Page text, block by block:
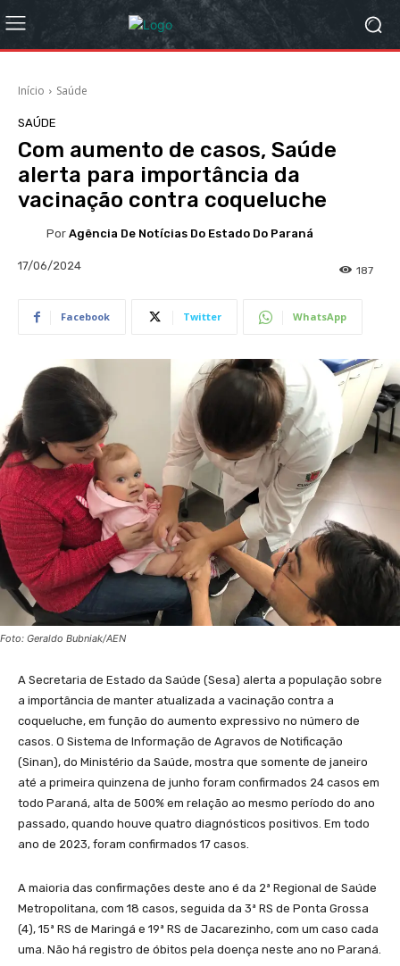
Início Saúde
SAÚDE
Com aumento de casos, Saúde
alerta para importância da
vacinação contra coqueluche
Por Agência De Notícias Do Estado Do Paraná
17/06/2024 187
Facebook Twitter WhatsApp
Foto: Geraldo Bubniak/AEN
A Secretaria de Estado da Saúde (Sesa) alerta a população sobre
a importância de manter atualizada a vacinação contra a
coqueluche, em função do aumento expressivo no número de
casos. O Sistema de Informação de Agravos de Notificação
(Sinan), do Ministério da Saúde, mostra que somente de janeiro
até a primeira quinzena de junho foram confirmados 24 casos em
todo Paraná, alta de 500% em relação ao mesmo período do ano
passado, quando houve quatro diagnósticos positivos. Em todo
ano de 2023, foram confirmados 17 casos.
A maioria das confirmações deste ano é da 2ª Regional de Saúde
Metropolitana, com 18 casos, seguida da 3ª RS de Ponta Grossa
(4), 15ª RS de Maringá e 19ª RS de Jacarezinho, com um caso cada
uma. Não há registro de óbitos pela doença neste ano no Paraná.